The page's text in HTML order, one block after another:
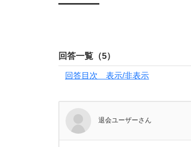
い
。
中
2
の
回答一覧（5）
回答目次 表示/非表示
退会ユーザーさん